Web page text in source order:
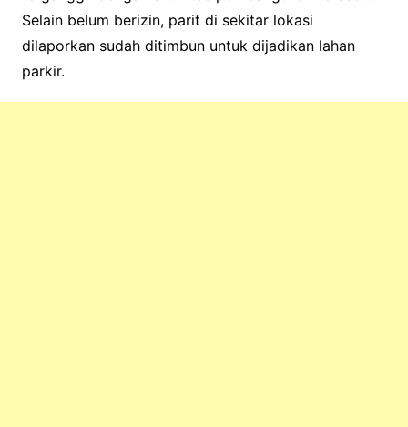
Selain belum berizin, parit di sekitar lokasi
dilaporkan sudah ditimbun untuk dijadikan lahan
parkir.